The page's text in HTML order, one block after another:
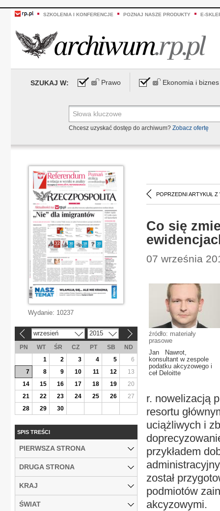
SZKOLENIA I KONFERENCJE POZNAJ NASZE PRODUKTY E-
SZUKAJ W: Prawo Ekonomia i biznes
Chcesz uzyskać dostęp do archiwum? Zobacz ofertę
POPRZEDNI ARTYKUŁ Z
Co się
07 września
źródło: materiały
prasowe
Jan Nawrot,
konsultant w zespole
podatku akcyzowego i
ceł Deloitte
r. nowelizacją
resortu
uciążliwych i
przykładem
został
podmiotów
akcyzowymi.
Wydanie: 10237
wrzesień 2015
PN WT ŚR CZ PT SB
ND
1
2 3 4 5
6
7
8 9 10 11 12
13
14
15 16 17 18 19
20
21
22 23 24 25 26
27
28
29 30
SPIS TREŚCI
PIERWSZA STRONA
DRUGA STRONA
KRAJ
ŚWIAT